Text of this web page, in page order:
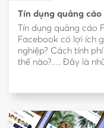
Tín dụng quảng
Tín dụng quảng cáo
Facebook có lợi ích
nghiệp? Cách tính
thế nào?… Đây là